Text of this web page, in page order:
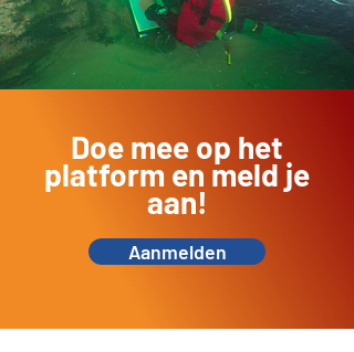
Doe mee op het
platform en meld je
aan!
Aanmelden